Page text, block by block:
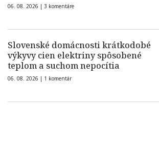
06. 08. 2026 | 3 komentáre
Slovenské domácnosti krátkodobé
výkyvy cien elektriny spôsobené
teplom a suchom nepocítia
06. 08. 2026 | 1 komentár